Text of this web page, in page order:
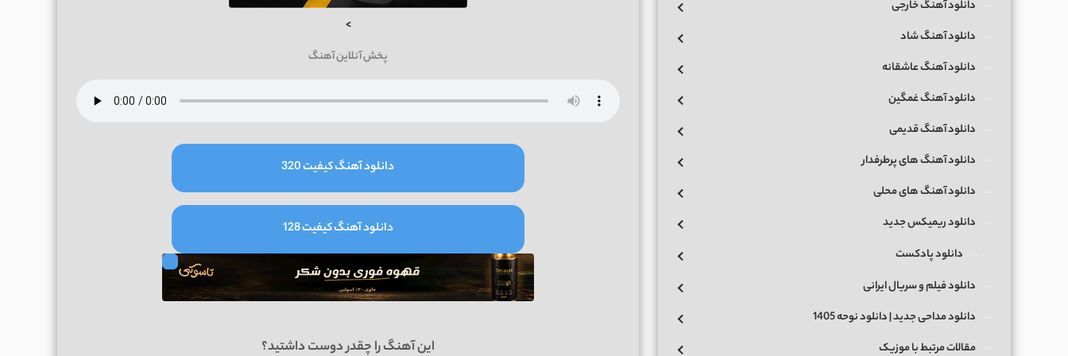
>
پخش آنلاین آهنگ
دانلود آهنگ کیفیت 320
دانلود آهنگ کیفیت 128
این آهنگ را چقدر دوست داشتید؟
دانلود آهنگ خارجی
دانلود آهنگ شاد
دانلود آهنگ عاشقانه
دانلود آهنگ غمگین
دانلود آهنگ قدیمی
دانلود آهنگ های پرطرفدار
دانلود آهنگ های محلی
دانلود ریمیکس جدید
دانلود پادکست
دانلود فیلم و سریال ایرانی
دانلود مداحی جدید | دانلود نوحه 1405
مقالات مرتبط با موزیک